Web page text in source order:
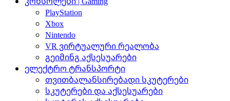
PlayStation
Xbox
Nintendo
VR ვირტუალური რეალობა
გეიმინგ აქსესუარები
ელექტრო ტრანსპორტი
თვითბალანსირებადი სკუტერები
სკუტერები და აქსესუარები